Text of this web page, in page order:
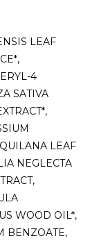
LEAF
4
SATIVA
LEAF
NEGLECTA
WOOD OIL*,
BENZOATE,